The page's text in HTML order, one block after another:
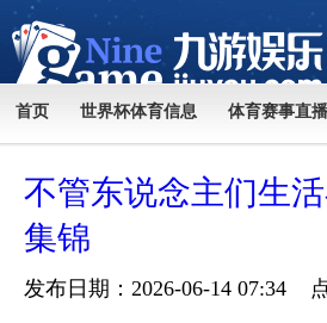
首页 世界杯体育信息 体育赛事直播
不管东说念主们生
集锦
发布日期：2026-06-14 07:34